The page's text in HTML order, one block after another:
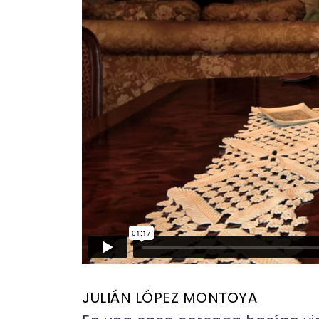
JULIÁN LÓPEZ MONTOYA